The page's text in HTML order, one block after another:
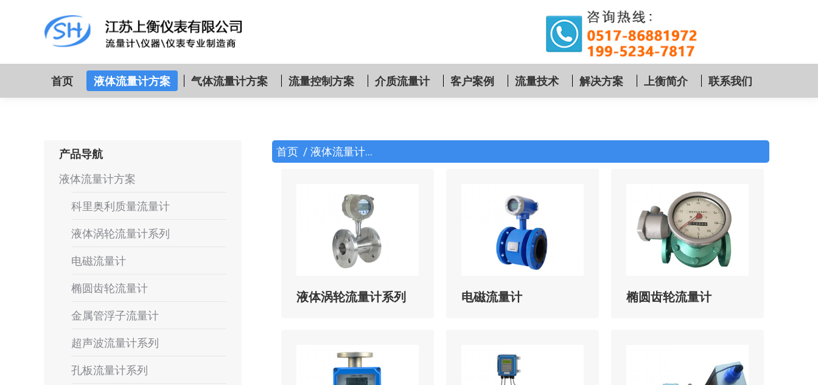
首页 液体流量计方案 气体流量计方案 流量控制方案 介质流量计 客户案例 流量技术 解决方案 上衡简介 联系我们
您在这里：
首页 液体流量计…
液体涡轮流量计系列 电磁流量计 椭圆齿轮流量计
产品导航
液体流量计方案
科里奥利质量流量计
液体涡轮流量计系列
电磁流量计
椭圆齿轮流量计
金属管浮子流量计
超声波流量计系列
孔板流量计系列